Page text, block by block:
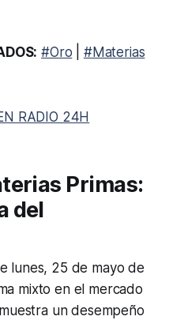
#Oro
#Materias
RADIO 24H
Primas:
del
lunes, 25 de mayo de
mixto en el mercado
muestra un desempeño